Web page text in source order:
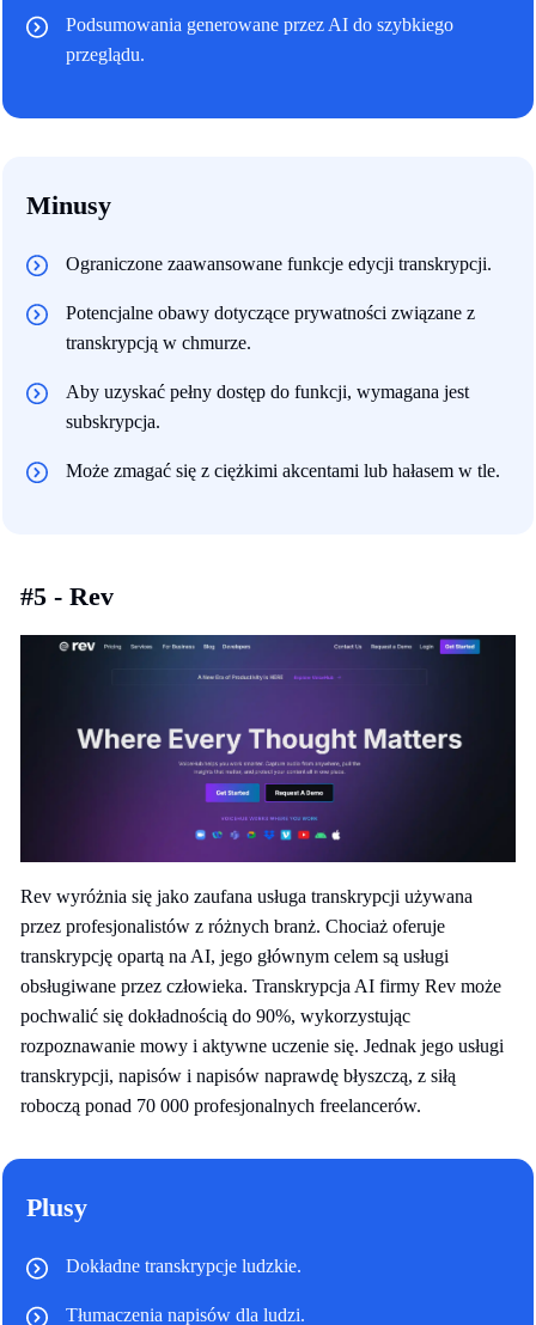
Podsumowania generowane przez AI do szybkiego
przeglądu.
Minusy
Ograniczone zaawansowane funkcje edycji transkrypcji.
Potencjalne obawy dotyczące prywatności związane z
transkrypcją w chmurze.
Aby uzyskać pełny dostęp do funkcji, wymagana jest
subskrypcja.
Może zmagać się z ciężkimi akcentami lub hałasem w tle.
#5 - Rev
Rev wyróżnia się jako zaufana usługa transkrypcji używana
przez profesjonalistów z różnych branż. Chociaż oferuje
transkrypcję opartą na AI, jego głównym celem są usługi
obsługiwane przez człowieka. Transkrypcja AI firmy Rev może
pochwalić się dokładnością do 90%, wykorzystując
rozpoznawanie mowy i aktywne uczenie się. Jednak jego usługi
transkrypcji, napisów i napisów naprawdę błyszczą, z siłą
roboczą ponad 70 000 profesjonalnych freelancerów.
Plusy
Dokładne transkrypcje ludzkie.
Tłumaczenia napisów dla ludzi.